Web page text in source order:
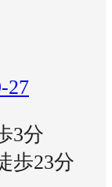
27
3分
歩23分